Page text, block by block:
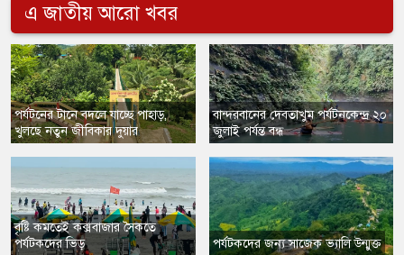
এ জাতীয় আরো খবর
পর্যটনের টানে বদলে যাচ্ছে পাহাড়,
খুলছে নতুন জীবিকার দুয়ার
বৃষ্টি কমতেই কক্সবাজার সৈকতে
পর্যটকদের ভিড়
​বান্দরবানের দেবতাখুম পর্যটনকেন্দ্র ২০
জুলাই পর্যন্ত বন্ধ
​পর্যটকদের জন্য সাজেক ভ্যালি উন্মুক্ত